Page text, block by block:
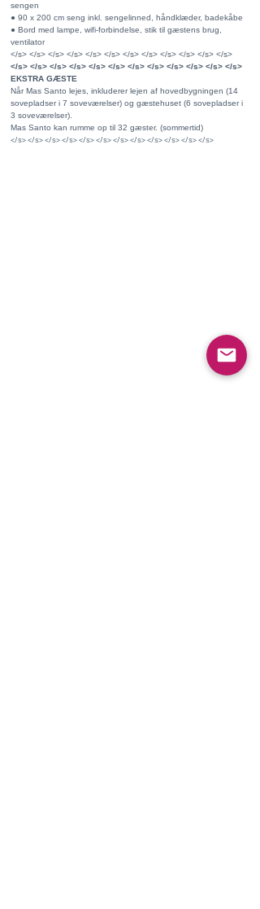
sengen
● 90 x 200 cm seng inkl. sengelinned, håndklæder, badekåbe
● Bord med lampe, wifi-forbindelse, stik til gæstens brug,
ventilator
</s> </s> </s> </s> </s> </s> </s> </s> </s> </s> </s> </s>
</s> </s> </s> </s> </s> </s> </s> </s> </s> </s> </s> </s>
EKSTRA GÆSTE
Når Mas Santo lejes, inkluderer lejen af ​​hovedbygningen (14
sovepladser i 7 soveværelser) og gæstehuset (6 sovepladser i
3 soveværelser).
Mas Santo kan rumme op til 32 gæster. (sommertid)
</s> </s> </s> </s> </s> </s> </s> </s> </s> </s> </s> </s>